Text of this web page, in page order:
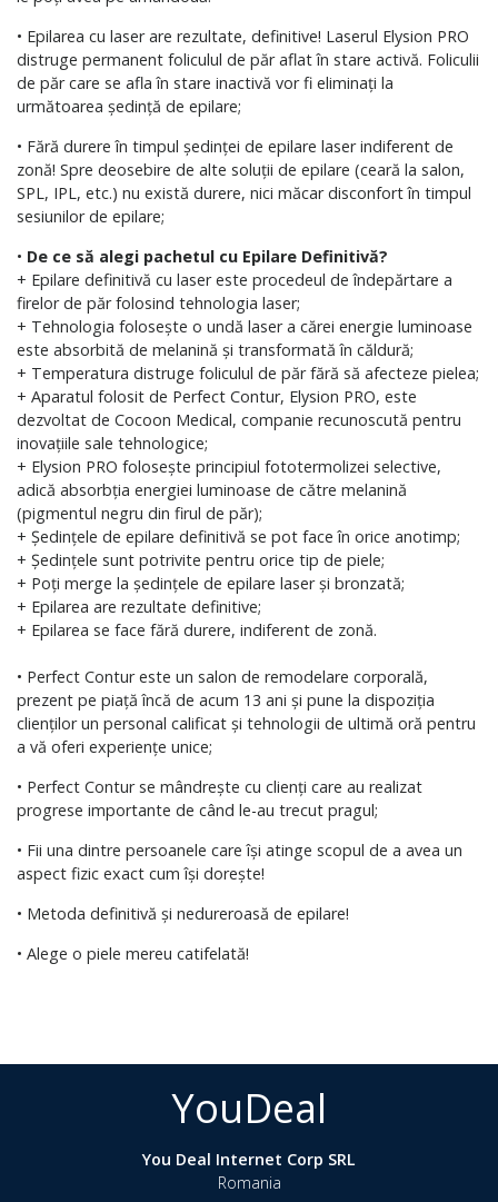
• Epilarea cu laser are rezultate, definitive! Laserul Elysion PRO
distruge permanent foliculul de păr aflat în stare activă. Foliculii
de păr care se afla în stare inactivă vor fi eliminați la
următoarea ședință de epilare;
• Fără durere în timpul ședinței de epilare laser indiferent de
zonă! Spre deosebire de alte soluții de epilare (ceară la salon,
SPL, IPL, etc.) nu există durere, nici măcar disconfort în timpul
sesiunilor de epilare;
• De ce să alegi pachetul cu Epilare Definitivă?
+ Epilare definitivă cu laser este procedeul de îndepărtare a
firelor de păr folosind tehnologia laser;
+ Tehnologia folosește o undă laser a cărei energie luminoase
este absorbită de melanină și transformată în căldură;
+ Temperatura distruge foliculul de păr fără să afecteze pielea;
+ Aparatul folosit de Perfect Contur, Elysion PRO, este
dezvoltat de Cocoon Medical, companie recunoscută pentru
inovațiile sale tehnologice;
+ Elysion PRO folosește principiul fototermolizei selective,
adică absorbția energiei luminoase de către melanină
(pigmentul negru din firul de păr);
+ Ședințele de epilare definitivă se pot face în orice anotimp;
+ Ședințele sunt potrivite pentru orice tip de piele;
+ Poți merge la ședințele de epilare laser și bronzată;
+ Epilarea are rezultate definitive;
+ Epilarea se face fără durere, indiferent de zonă.
• Perfect Contur este un salon de remodelare corporală,
prezent pe piață încă de acum 13 ani și pune la dispoziția
clienților un personal calificat și tehnologii de ultimă oră pentru
a vă oferi experiențe unice;
• Perfect Contur se mândrește cu clienți care au realizat
progrese importante de când le-au trecut pragul;
• Fii una dintre persoanele care își atinge scopul de a avea un
aspect fizic exact cum își dorește!
• Metoda definitivă și nedureroasă de epilare!
• Alege o piele mereu catifelată!
YouDeal
You Deal Internet Corp SRL
Romania